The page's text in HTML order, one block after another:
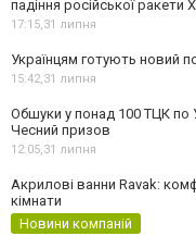
падіння російської ракети
17:15,31 липня
Українцям готують новий
15:42,31 липня
Обшуки у понад 100 ТЦК по
Чесний призов
12:05,31 липня
Акрилові ванни Ravak:
кімнати
Новини компаній